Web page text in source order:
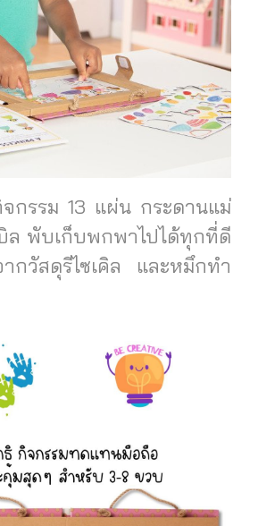
กรรม 13 แผ่น กระดานแม่
ล พับเก็บพกพาไปได้ทุกที่ดี
กวัสดุรีไซเคิล และหมึกทำ